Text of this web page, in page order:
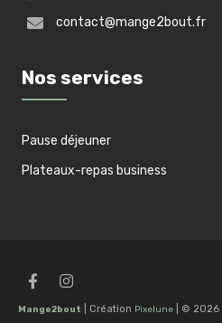
contact@mange2bout.fr
Nos services
Pause déjeuner
Plateaux-repas business
Mange2bout | Création Pixelune | © 2026